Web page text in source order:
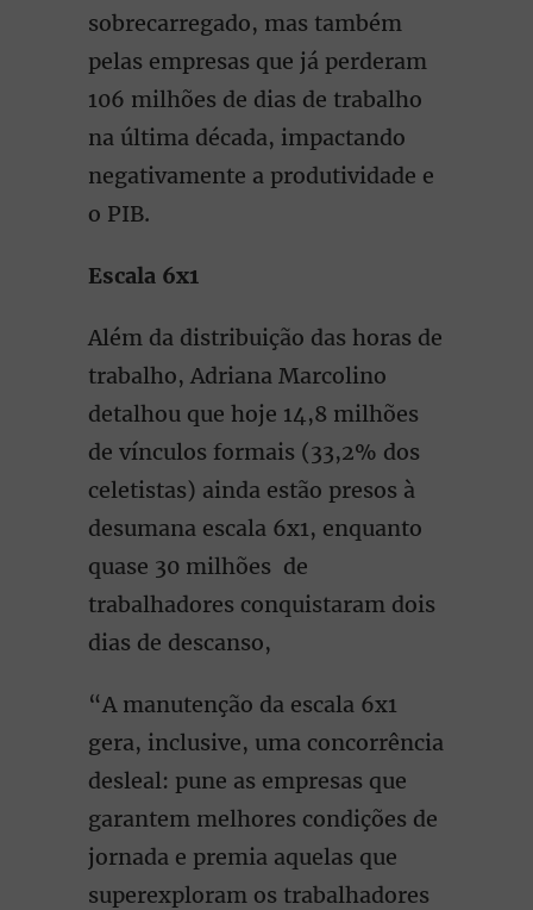
sobrecarregado, mas também
pelas empresas que já perderam
106 milhões de dias de trabalho
na última década, impactando
negativamente a produtividade e
o PIB.
Escala 6x1
Além da distribuição das horas de
trabalho, Adriana Marcolino
detalhou que hoje 14,8 milhões
de vínculos formais (33,2% dos
celetistas) ainda estão presos à
desumana escala 6x1, enquanto
quase 30 milhões de
trabalhadores conquistaram dois
dias de descanso,
“A manutenção da escala 6x1
gera, inclusive, uma concorrência
desleal: pune as empresas que
garantem melhores condições de
jornada e premia aquelas que
superexploram os trabalhadores